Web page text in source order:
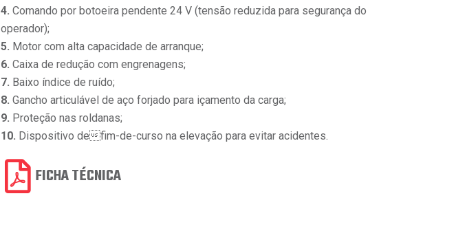
4. Comando por botoeira pendente 24 V (tensão reduzida para segurança do
operador);
5. Motor com alta capacidade de arranque;
6. Caixa de redução com engrenagens;
7. Baixo índice de ruído;
8. Gancho articulável de aço forjado para içamento da carga;
9. Proteção nas roldanas;
10. Dispositivo defim-de-curso na elevação para evitar acidentes.
FICHA TÉCNICA